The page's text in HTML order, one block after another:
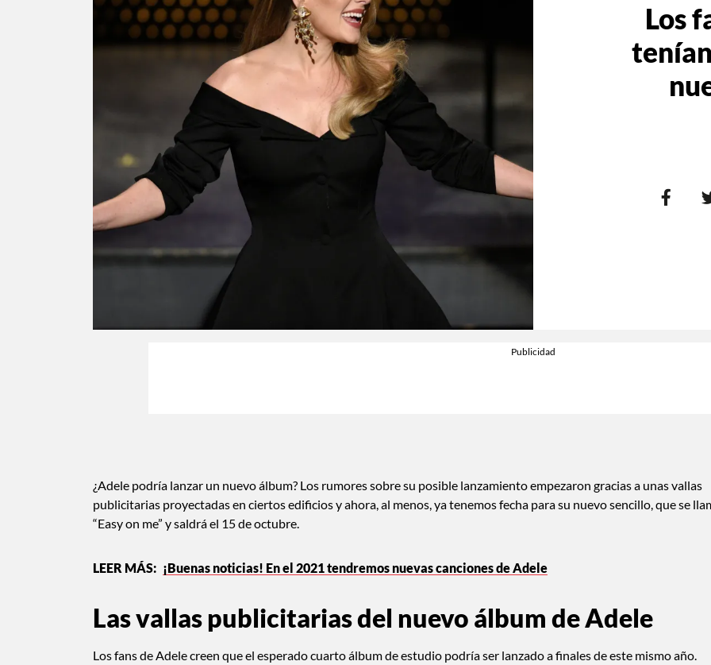
Los
¿Adele podría lanzar un nuevo álbum? Los rumores sobre su posible lanzamiento empezaron gracias a unas vallas
publicitarias proyectadas en ciertos edificios y ahora, al menos, ya tenemos fecha para su nuevo sencillo, que se
“Easy on me” y saldrá el 15 de octubre.
¡Buenas noticias! En el 2021 tendremos nuevas canciones de Adele
Las vallas publicitarias del nuevo álbum de Adele
Los fans de Adele creen que el esperado cuarto álbum de estudio podría ser lanzado a finales de este mismo año.